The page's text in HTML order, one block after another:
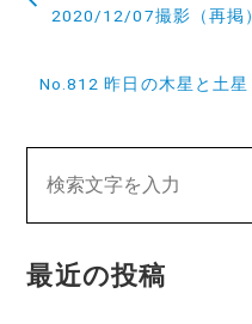
稿
ゲ
ー
ョ
2020/12/07撮影（再掲
No.812 昨日の木星と土
最近の投稿